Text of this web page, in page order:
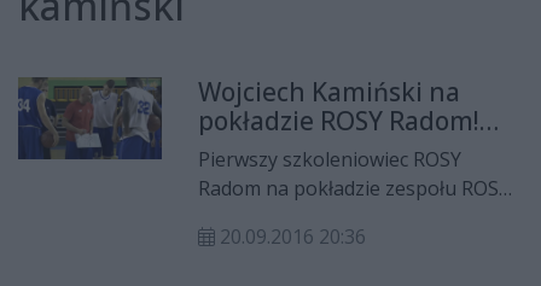
Wojciech Kamiński na
pokładzie ROSY Radom!
(VIDEO)
Pierwszy szkoleniowiec ROSY
Radom na pokładzie zespołu ROSY!
wicemistrzów Polski odbył pierwsze
20.09.2016 20:36